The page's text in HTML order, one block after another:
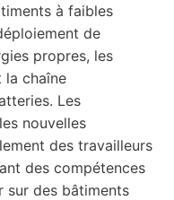
à faibles
de
propres, les
la chaîne
Les
nouvelles
des travailleurs
des compétences
sur des bâtiments